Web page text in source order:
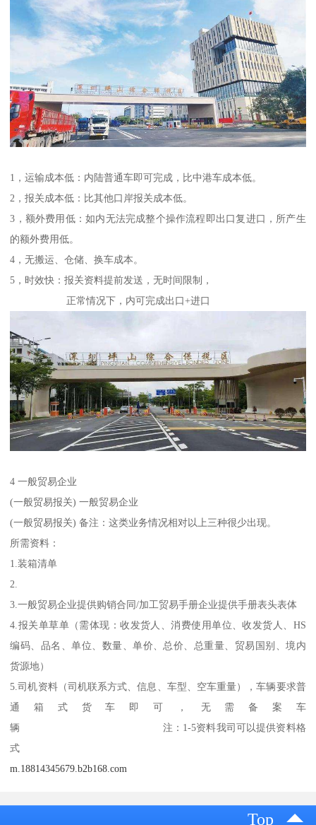
1，运输成本低：内陆普通车即可完成，比中港车成本低。
2，报关成本低：比其他口岸报关成本低。
3，额外费用低：如内无法完成整个操作流程即出口复进口，所产生
的额外费用低。
4，无搬运、仓储、换车成本。
5，时效快：报关资料提前发送，无时间限制，
正常情况下，内可完成出口+进口
4 一般贸易企业
(一般贸易报关) 一般贸易企业
(一般贸易报关) 备注：这类业务情况相对以上三种很少出现。
所需资料：
1.装箱清单
2.
3.一般贸易企业提供购销合同/加工贸易手册企业提供手册表头表体
4.报关单草单（需体现：收发货人、消费使用单位、收发货人、HS
编码、品名、单位、数量、单价、总价、总重量、贸易国别、境内
货源地）
5.司机资料（司机联系方式、信息、车型、空车重量），车辆要求普
通箱式货车即可，无需备案车
辆 注：1-5资料我司可以提供资料格
式
m.18814345679.b2b168.com
Top